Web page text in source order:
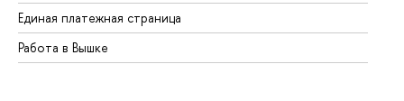
Единая платежная страница
Работа в Вышке